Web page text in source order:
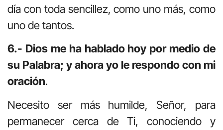
día con toda sencillez, como uno más, como
uno de tantos.
6.- Dios me ha hablado hoy por medio de
su Palabra; y ahora yo le respondo con mi
oración.
Necesito ser más humilde, Señor, para
permanecer cerca de Ti, conociendo y